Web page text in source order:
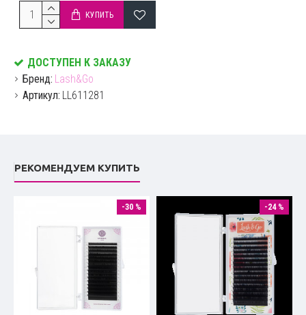
ДОСТУПЕН К ЗАКАЗУ
Бренд: Lash&Go
Артикул: LL611281
КУПИТЬ
РЕКОМЕНДУЕМ КУПИТЬ
-30 % -24 %